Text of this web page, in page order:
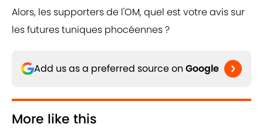
Alors, les supporters de l'OM, quel est votre avis sur
les futures tuniques phocéennes ?
Add us as a preferred source on Google
More like this